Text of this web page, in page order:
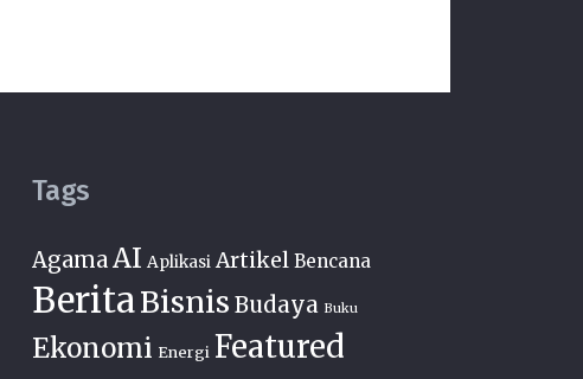
Tags
AgamaAI Aplikasi Artikel Bencana
BeritaBisnis Budaya Buku
Ekonomi Energi Featured